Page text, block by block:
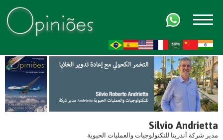
Silvio Andrietta
مدير شركة أندريتا للتكنولوجيات والعمليات الحيوية